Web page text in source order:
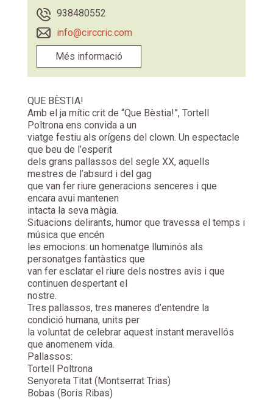
938480552
info@circcric.com
Més informació
QUE BÈSTIA!
Amb el ja mític crit de “Que Bèstia!”, Tortell
Poltrona ens convida a un
viatge festiu als orígens del clown. Un espectacle
que beu de l’esperit
dels grans pallassos del segle XX, aquells
mestres de l’absurd i del gag
que van fer riure generacions senceres i que
encara avui mantenen
intacta la seva màgia.
Situacions delirants, humor que travessa el temps i
música que encén
les emocions: un homenatge lluminós als
personatges fantàstics que
van fer esclatar el riure dels nostres avis i que
continuen despertant el
nostre.
Tres pallassos, tres maneres d’entendre la
condició humana, units per
la voluntat de celebrar aquest instant meravellós
que anomenem vida.
Pallassos:
Tortell Poltrona
Senyoreta Titat (Montserrat Trias)
Bobas (Boris Ribas)